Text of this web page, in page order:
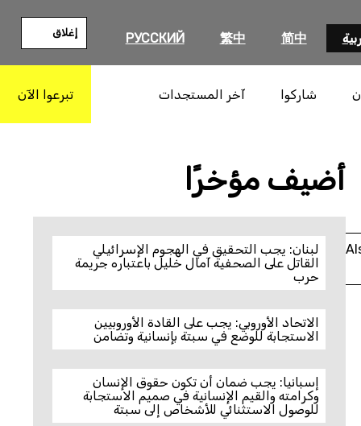
简中
繁中
РУССКИЙ إغلاق
شاركوا آخر المستجدات تبرعوا الآن
أضيف مؤخرًا
لبنان: يجب التحقيق في الهجوم الإسرائيلي
القاتل على الصحفية آمال خليل باعتباره جريمة
حرب
الاتحاد الأوروبي: يجب على القادة الأوروبيين
الاستجابة للوضع في سبتة بإنسانية وتضامن
إسبانيا: يجب ضمان أن تكون حقوق الإنسان
وكرامته والقيم الإنسانية في صميم الاستجابة
للوصول الاستثنائي للأشخاص إلى سبتة